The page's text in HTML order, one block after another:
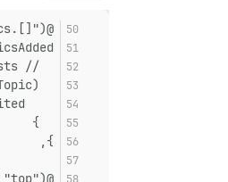
@observes("topics.[]")
{
  // special case so we don't keep scanning huge lists
  }
},
@observes("topics", "order", "ascending", "category", "top")